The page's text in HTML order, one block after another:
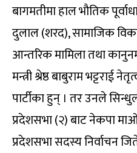
बागमतीमा हाल भौतिक
दुलाल (शरद), सामाजिक
आन्तरिक मामिला तथा
मन्त्री श्रेष्ठ बाबुराम भट्टराई
पार्टीका हुन् । तर उनले
प्रदेशसभा (२) बाट नेकपा
प्रदेशसभा सदस्य निर्वाचन